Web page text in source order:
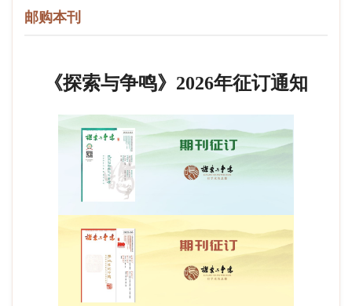
邮购本刊
《探索与争鸣》2026年征订通知